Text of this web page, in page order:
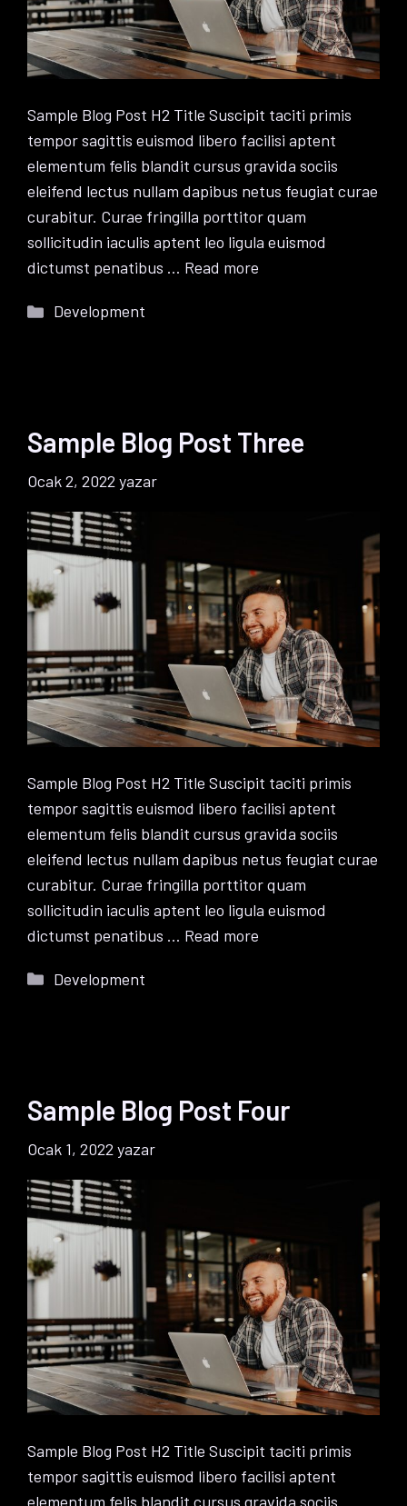
Sample Blog Post H2 Title Suscipit taciti primis
tempor sagittis euismod libero facilisi aptent
elementum felis blandit cursus gravida sociis
eleifend lectus nullam dapibus netus feugiat curae
curabitur. Curae fringilla porttitor quam
sollicitudin iaculis aptent leo ligula euismod
dictumst penatibus … Read more
Kategoriler
Development
Sample Blog Post Three
Ocak 2, 2022 yazar
Sample Blog Post H2 Title Suscipit taciti primis
tempor sagittis euismod libero facilisi aptent
elementum felis blandit cursus gravida sociis
eleifend lectus nullam dapibus netus feugiat curae
curabitur. Curae fringilla porttitor quam
sollicitudin iaculis aptent leo ligula euismod
dictumst penatibus … Read more
Kategoriler
Development
Sample Blog Post Four
Ocak 1, 2022 yazar
Sample Blog Post H2 Title Suscipit taciti primis
tempor sagittis euismod libero facilisi aptent
elementum felis blandit cursus gravida sociis